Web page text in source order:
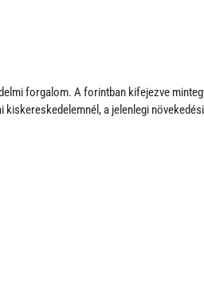
forgalom. A forintban kifejezve
a jelenlegi